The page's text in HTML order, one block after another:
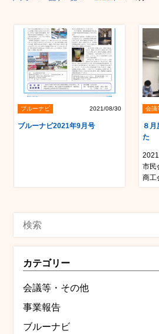
ブルーナビ 2021/08/30
ブルーナビ2021年9月号
会議
８月
た
市民
商工
カテゴリー
会議等・その他
事業報告
ブルーナビ